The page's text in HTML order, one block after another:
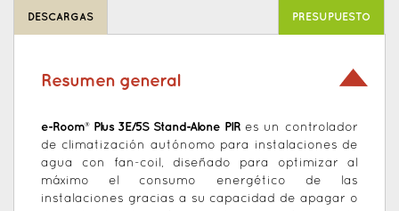
DESCARGAS PRESUPUESTO
Resumen general
e-Room® Plus 3E/5S Stand-Alone PIR es un controlador
de climatización autónomo para instalaciones de
agua con fan-coil, diseñado para optimizar al
máximo el consumo energético de las
instalaciones gracias a su capacidad de apagar o